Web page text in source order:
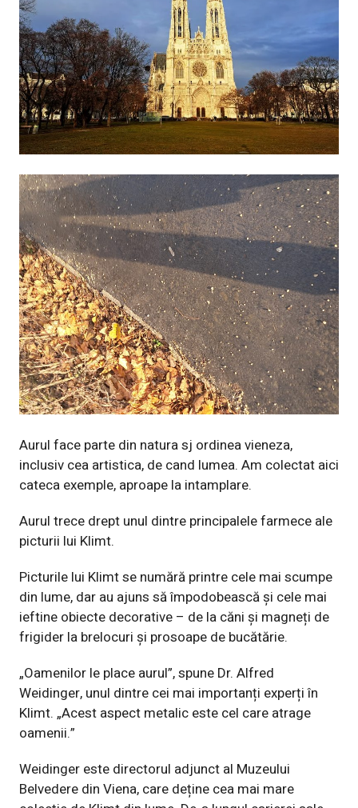
Aurul face parte din natura sj ordinea vieneza,
inclusiv cea artistica, de cand lumea. Am colectat aici
cateca exemple, aproape la intamplare.
Aurul trece drept unul dintre principalele farmece ale
picturii lui Klimt.
Picturile lui Klimt se numără printre cele mai scumpe
din lume, dar au ajuns să împodobească și cele mai
ieftine obiecte decorative – de la căni și magneți de
frigider la brelocuri și prosoape de bucătărie.
„Oamenilor le place aurul”, spune Dr. Alfred
Weidinger, unul dintre cei mai importanți experți în
Klimt. „Acest aspect metalic este cel care atrage
oamenii.”
Weidinger este directorul adjunct al Muzeului
Belvedere din Viena, care deține cea mai mare